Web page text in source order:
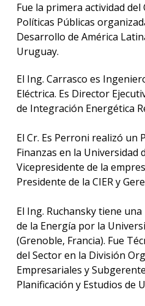
Fue la primera actividad del
Políticas Públicas
Desarrollo de América
Uruguay.
El Ing. Carrasco es
Eléctrica. Es Director
de Integración Energética
El Cr. Es Perroni realizó un
Finanzas en la Universidad
Vicepresidente de la
Presidente de la CIER y
El Ing. Ruchansky tiene
de la Energía por la
(Grenoble, Francia). Fue
del Sector en la División
Empresariales y
Planificación y Estudios de